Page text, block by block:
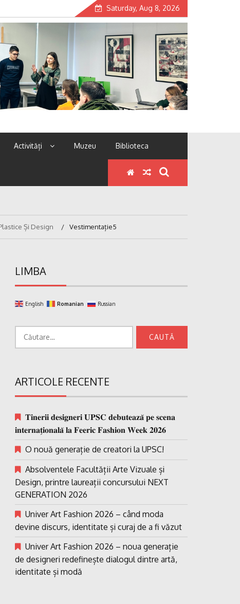
Saturday, Aug 8, 2026
Activități Muzeu Biblioteca
Și Design Vestimentație5
LIMBA
English Romanian Russian
ARTICOLE RECENTE
𝐓𝐢𝐧𝐞𝐫𝐢𝐢 𝐝𝐞𝐬𝐢𝐠𝐧𝐞𝐫𝐢 𝐔𝐏𝐒𝐂 𝐝𝐞𝐛𝐮𝐭𝐞𝐚𝐳𝐚̆ 𝐩𝐞 𝐬𝐜𝐞𝐧𝐚
𝐢𝐧𝐭𝐞𝐫𝐧𝐚𝐭̗𝐢𝐨𝐧𝐚𝐥𝐚̆ 𝐥𝐚 𝐅𝐞𝐞𝐫𝐢𝐜 𝐅𝐚𝐬𝐡𝐢𝐨𝐧 𝐖𝐞𝐞𝐤 𝟐𝟎𝟐𝟔
O nouă generație de creatori la UPSC!
Absolventele Facultății Arte Vizuale și
Design, printre laureații concursului NEXT
GENERATION 2026
Univer Art Fashion 2026 – când moda
devine discurs, identitate și curaj de a fi văzut
Univer Art Fashion 2026 – noua generație
de designeri redefinește dialogul dintre artă,
identitate și modă